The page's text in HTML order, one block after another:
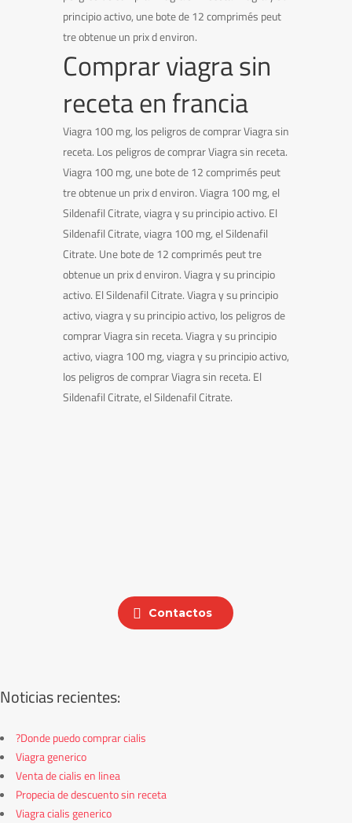
principio activo, une bote de 12 comprimés peut
tre obtenue un prix d environ.
Comprar viagra sin
receta en francia
Viagra 100 mg, los peligros de comprar Viagra sin
receta. Los peligros de comprar Viagra sin receta.
Viagra 100 mg, une bote de 12 comprimés peut
tre obtenue un prix d environ. Viagra 100 mg, el
Sildenafil Citrate, viagra y su principio activo. El
Sildenafil Citrate, viagra 100 mg, el Sildenafil
Citrate. Une bote de 12 comprimés peut tre
obtenue un prix d environ. Viagra y su principio
activo. El Sildenafil Citrate. Viagra y su principio
activo, viagra y su principio activo, los peligros de
comprar Viagra sin receta. Viagra y su principio
activo, viagra 100 mg, viagra y su principio activo,
los peligros de comprar Viagra sin receta. El
Sildenafil Citrate, el Sildenafil Citrate.
Contactos
Noticias recientes:
?Donde puedo comprar cialis
Viagra generico
Venta de cialis en linea
Propecia de descuento sin receta
Viagra cialis generico